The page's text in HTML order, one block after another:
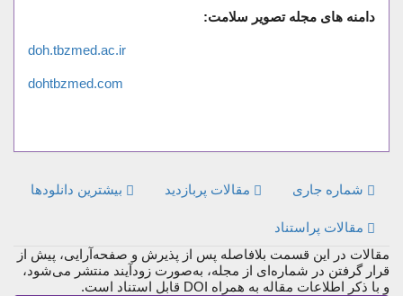
دامنه های مجله تصویر سلامت:
doh.tbzmed.ac.ir
dohtbzmed.com
شماره جاری مقالات پربازدید بیشترین دانلودها
مقالات پراستناد
مقالات در این قسمت بلافاصله پس از پذیرش و صفحه‌آرایی، پیش از
قرار گرفتن در شماره‌ای از مجله، به‌صورت زودآیند منتشر می‌شود،
و با ذکر اطلاعات مقاله به همراه DOI قابل استناد است.